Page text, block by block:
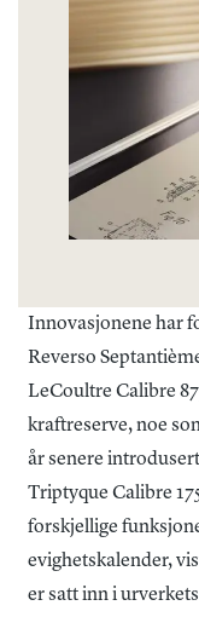
Innovasjonene har
Reverso
LeCoultre Calibre
kraftreserve, noe
år senere
Triptyque Calibre
forskjellige
evighetskalender,
er satt inn i